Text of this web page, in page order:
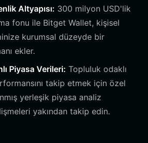
Altyapısı: 300 milyon USD'lik
fonu ile Bitget Wallet, kişisel
kurumsal düzeyde bir
ekler.
Piyasa Verileri: Topluluk odaklı
takip etmek için özel
yerleşik piyasa analiz
yakından takip edin.